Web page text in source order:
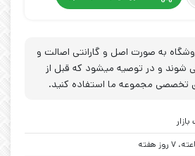
به صورت اصل و گارانتی اصالت و
شوند و در توصیه میشود که قبل از
تخصصی مجموعه ما استفاده کنید.